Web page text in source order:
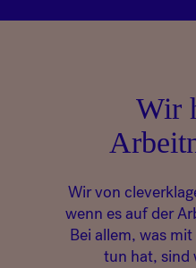
Wir
Wir von
wenn es auf der
Bei allem, was
tun hat, sind